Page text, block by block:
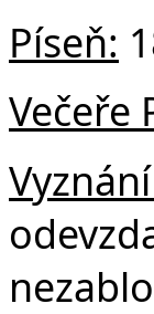
Píseň:
Večeře